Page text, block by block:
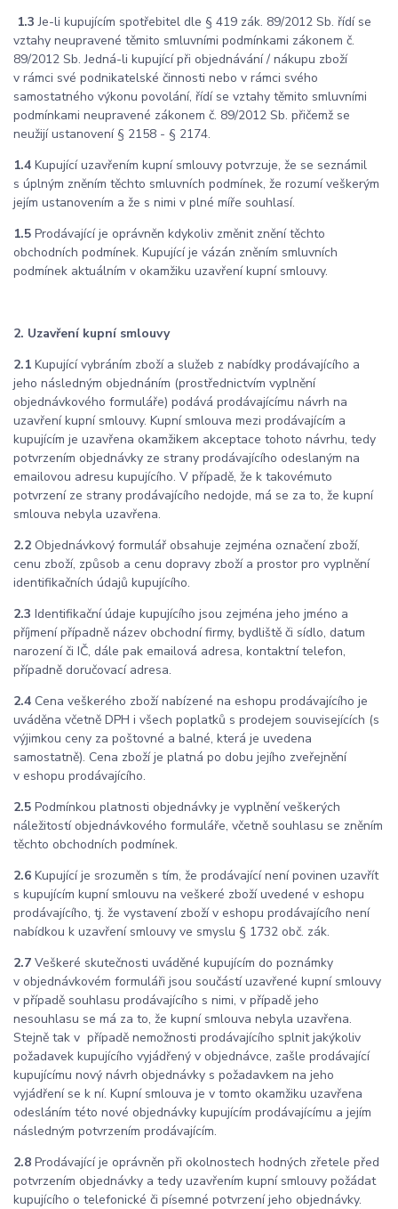
1.3 Je-li kupujícím spotřebitel dle § 419 zák. 89/2012 Sb. řídí se
vztahy neupravené těmito smluvními podmínkami zákonem č.
89/2012 Sb. Jedná-li kupující při objednávání / nákupu zboží
v rámci své podnikatelské činnosti nebo v rámci svého
samostatného výkonu povolání, řídí se vztahy těmito smluvními
podmínkami neupravené zákonem č. 89/2012 Sb. přičemž se
neužijí ustanovení § 2158 - § 2174.
1.4 Kupující uzavřením kupní smlouvy potvrzuje, že se seznámil
s úplným zněním těchto smluvních podmínek, že rozumí veškerým
jejím ustanovením a že s nimi v plné míře souhlasí.
1.5 Prodávající je oprávněn kdykoliv změnit znění těchto
obchodních podmínek. Kupující je vázán zněním smluvních
podmínek aktuálním v okamžiku uzavření kupní smlouvy.
2. Uzavření kupní smlouvy
2.1 Kupující vybráním zboží a služeb z nabídky prodávajícího a
jeho následným objednáním (prostřednictvím vyplnění
objednávkového formuláře) podává prodávajícímu návrh na
uzavření kupní smlouvy. Kupní smlouva mezi prodávajícím a
kupujícím je uzavřena okamžikem akceptace tohoto návrhu, tedy
potvrzením objednávky ze strany prodávajícího odeslaným na
emailovou adresu kupujícího. V případě, že k takovémuto
potvrzení ze strany prodávajícího nedojde, má se za to, že kupní
smlouva nebyla uzavřena.
2.2 Objednávkový formulář obsahuje zejména označení zboží,
cenu zboží, způsob a cenu dopravy zboží a prostor pro vyplnění
identifikačních údajů kupujícího.
2.3 Identifikační údaje kupujícího jsou zejména jeho jméno a
příjmení případně název obchodní firmy, bydliště či sídlo, datum
narození či IČ, dále pak emailová adresa, kontaktní telefon,
případně doručovací adresa.
2.4 Cena veškerého zboží nabízené na eshopu prodávajícího je
uváděna včetně DPH i všech poplatků s prodejem souvisejících (s
výjimkou ceny za poštovné a balné, která je uvedena
samostatně). Cena zboží je platná po dobu jejího zveřejnění
v eshopu prodávajícího.
2.5 Podmínkou platnosti objednávky je vyplnění veškerých
náležitostí objednávkového formuláře, včetně souhlasu se zněním
těchto obchodních podmínek.
2.6 Kupující je srozuměn s tím, že prodávající není povinen uzavřít
s kupujícím kupní smlouvu na veškeré zboží uvedené v eshopu
prodávajícího, tj. že vystavení zboží v eshopu prodávajícího není
nabídkou k uzavření smlouvy ve smyslu § 1732 obč. zák.
2.7 Veškeré skutečnosti uváděné kupujícím do poznámky
v objednávkovém formuláři jsou součástí uzavřené kupní smlouvy
v případě souhlasu prodávajícího s nimi, v případě jeho
nesouhlasu se má za to, že kupní smlouva nebyla uzavřena.
Stejně tak v případě nemožnosti prodávajícího splnit jakýkoliv
požadavek kupujícího vyjádřený v objednávce, zašle prodávající
kupujícímu nový návrh objednávky s požadavkem na jeho
vyjádření se k ní. Kupní smlouva je v tomto okamžiku uzavřena
odesláním této nové objednávky kupujícím prodávajícímu a jejím
následným potvrzením prodávajícím.
2.8 Prodávající je oprávněn při okolnostech hodných zřetele před
potvrzením objednávky a tedy uzavřením kupní smlouvy požádat
kupujícího o telefonické či písemné potvrzení jeho objednávky.